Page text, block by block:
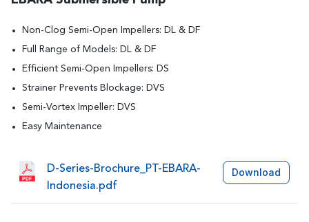
Non-Clog Semi-Open Impellers: DL & DF
Full Range of Models: DL & DF
Efficient Semi-Open Impellers: DS
Strainer Prevents Blockage: DVS
Semi-Vortex Impeller: DVS
Easy Maintenance
D-Series-Brochure_PT-EBARA-
Indonesia.pdf
Download